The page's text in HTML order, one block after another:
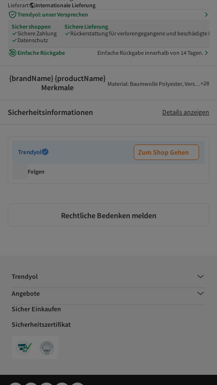
Lieferart
Internationale Lieferung
Trendyol: unser Versprechen
Sicher shoppen
Sichere Zahlung
Datenschutz
Sichere Lieferung
Rückerstattung für verlorengegangene und beschädigte
Einfache Rückgabe Einfache Rückgabe innerhalb von 14 Tagen.
{brandName} {productName}
Merkmale
Material: Baumwolle Polyester, Verschlussart
+28
Sicherheitsinformationen Details anzeigen
Trendyol Zum Shop Gehen
Folgen
Rechtliche Bedenken melden
Trendyol
Angebote
Sicher Einkaufen
Sicherheitszertifikat